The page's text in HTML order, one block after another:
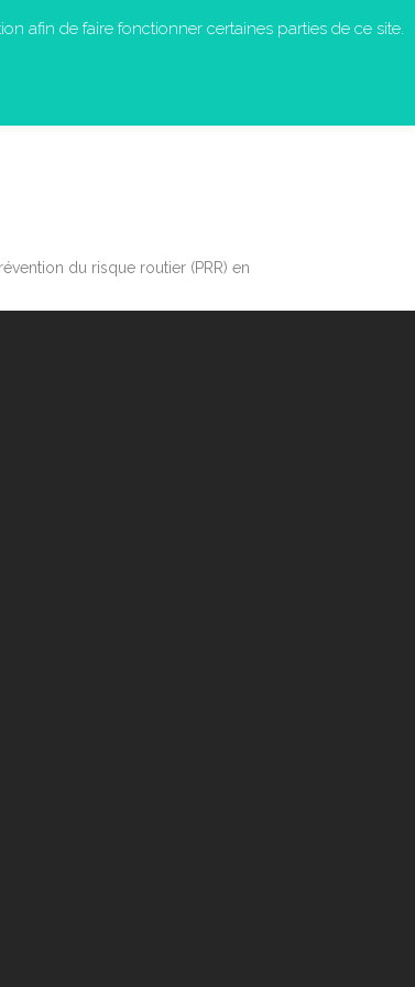
du risque routier (PRR) en
afin de faire fonctionner certaines parties de ce site.